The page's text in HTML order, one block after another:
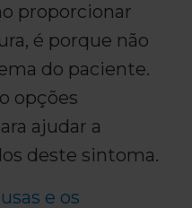
proporcionar
é porque não
do paciente.
opções
ajudar a
deste sintoma.
e os